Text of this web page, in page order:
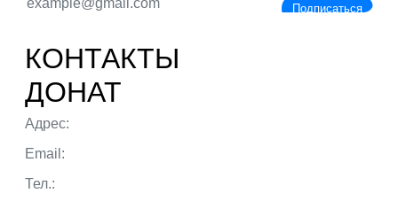
Подписаться
КОНТАКТЫ
ДОНАТ
Адрес:
Email:
Тел.: